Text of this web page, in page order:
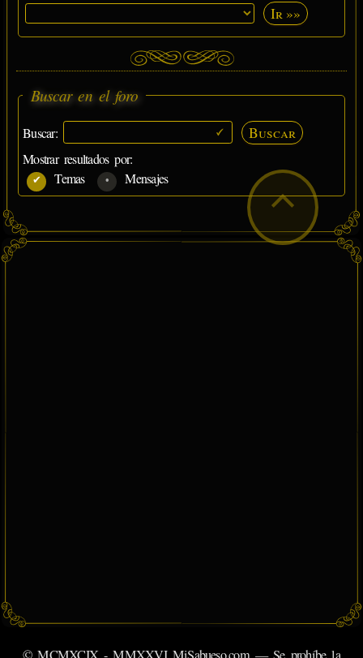
Ir »»
Buscar en el foro
Buscar: Buscar
Mostrar resultados por:
Temas
Mensajes